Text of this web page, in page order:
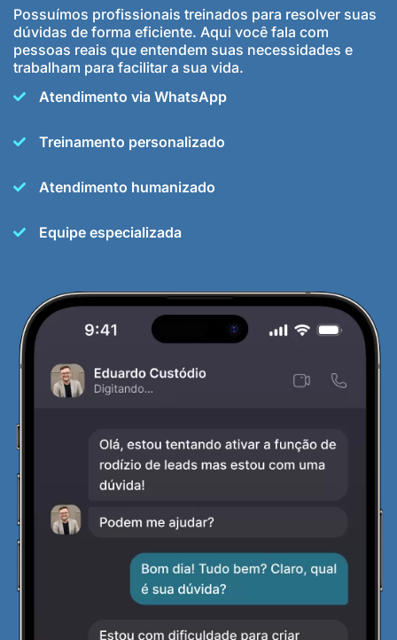
Possuímos profissionais treinados para resolver suas
dúvidas de forma eficiente. Aqui você fala com
pessoas reais que entendem suas necessidades e
trabalham para facilitar a sua vida.
Atendimento via WhatsApp
Treinamento personalizado
Atendimento humanizado
Equipe especializada